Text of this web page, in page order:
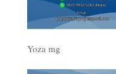
Yoza mg